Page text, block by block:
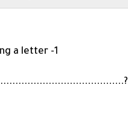
1- Ahmed is writing a letter.